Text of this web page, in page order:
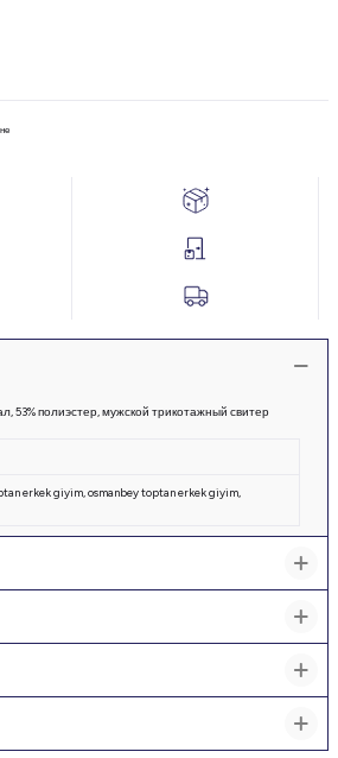
53% полиэстер, мужской трикотажный свитер
erkek giyim osmanbey toptan erkek giyim